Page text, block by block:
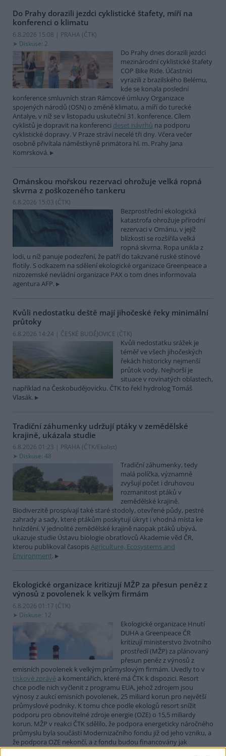
Do Prahy dorazili jezdci cyklistické štafety, míří na
konferenci o klimatu
6.8.2026 15:08 | PRAHA (ČTK)
Diskuse: 2
Do Prahy dnes dorazili jezdci
mezinárodní cyklistické štafety
COP Bike Ride. Účastníci
vyrazili z brazilského Belému,
kde se konala poslední
konference smluvních stran Rámcové úmluvy Organizace
spojených národů (OSN) o změně klimatu, a míří do turecké
Antalye, v níž se v listopadu uskuteční 31. konference. Cílem
cyklistů je dopravit na konferenci deset návrhů na podporu
cyklistické dopravy. V Praze stráví necelé tři dny. Včera večer
osobně přivítala náměstkyně primátora hl. m. Prahy Jana
Komrsková.
Ománskou mořskou rezervaci ohrožuje velká ropná
skvrna z poškozeného tankeru
6.8.2026 15:03 (ČTK)
Bezprostřední ekologická
katastrofa ohrožuje přírodní
rezervaci v Ománu, v jejíž
blízkosti se rozšířila velká
ropná skvrna. Ropa unikla z
lodi, u níž panuje podezření, že patří do takzvané ruské stínové
flotily. S odkazem na sdělení ekologické organizace Greenpeace a
nizozemské nevládní organizace PAX o tom dnes informovala
agentura AFP.
Kvůli nedostatku deště mají jihočeské řeky minimální
průtoky
6.8.2026 14:24 | ČESKÉ BUDĚJOVICE (ČTK)
Kvůli nedostatku srážek je
téměř ve všech jihočeských
řekách historicky nejmenší
průtok vody. Nejhorší je
situace v rovinatých oblastech,
například na Českobudějovicku. ČTK to řekl hydrolog Tomáš
Vlasák.
Tradiční záhumenky udržují ptáky v zemědělské
krajině, ukázala studie
6.8.2026 01:23 | PRAHA (ČTK/Ekolist)
Diskuse: 48
Tradiční záhumenky, tedy
malá políčka, významně
zvyšují počet i druhovou
rozmanitost ptáků v
zemědělské krajině.
Biodiverzitě prospívají také staré stodoly, otevřené půdy, pestré
zahrady a sady, které ptákům poskytují úkryt i vhodná místa ke
hnízdění. V jednolité zemědělské krajině naopak ptáků ubývá,
ukazuje studie Ústavu biologie obratlovců Akademie věd ČR,
kterou publikoval časopisAgriculture, Ecosystems and
Environment.
Ekologické organizace kritizují MŽP za přesun peněz z
výnosů z povolenek k velkým firmám
6.8.2026 01:17 (ČTK)
Diskuse: 12
Ekologické organizace Hnutí
DUHA a Greenpeace ČR
kritizují ministerstvo životního
prostředí (MŽP) za plánovaný
přesun peněz z výnosů z
emisních povolenek k velkým průmyslovým firmám. Uvedly to v
tiskové zprávě a komentářích, které má ČTK k dispozici. Resort
chce podle nich vyčlenit z programu EUA, jehož zdrojem jsou
výnosy z aukcí emisních povolenek, 25 miliard korun pro největší
průmyslové podniky. K tomu chce podle ekologů resort snížit
podporu pro obnovitelné zdroje energie (OZE) o 15,5 miliardy
korun. MŽP v reakci ČTK sdělilo, že podpora energeticky náročného
průmyslu byla součástí Modernizačního fondu již od jeho vzniku, a
že podpora OZE nekončí, a z fondu budou financovány jak
výrobny energie, tak infrastruktura.